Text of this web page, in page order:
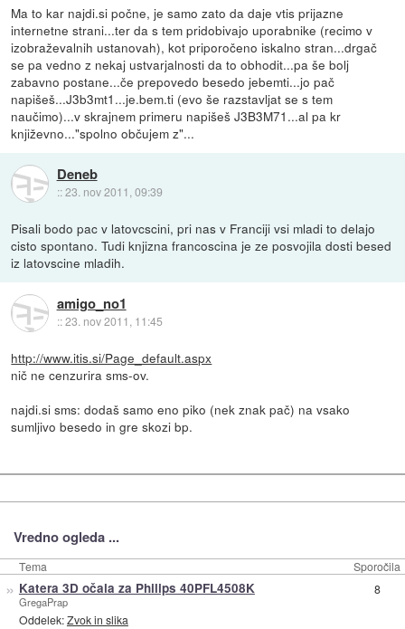
Ma to kar najdi.si počne, je samo zato da daje vtis prijazne
internetne strani...ter da s tem pridobivajo uporabnike (recimo v
izobraževalnih ustanovah), kot priporočeno iskalno stran...drgač
se pa vedno z nekaj ustvarjalnosti da to obhodit...pa še bolj
zabavno postane...če prepovedo besedo jebemti...jo pač
napišeš...J3b3mt1...je.bem.ti (evo še razstavljat se s tem
naučimo)...v skrajnem primeru napišeš J3B3M71...al pa kr
književno..."spolno občujem z"...
Deneb
::23. nov 2011, 09:39
Pisali bodo pac v latovcscini, pri nas v Franciji vsi mladi to delajo
cisto spontano. Tudi knjizna francoscina je ze posvojila dosti besed
iz latovscine mladih.
amigo_no1
::23. nov 2011, 11:45
http://www.itis.si/Page_default.aspx
nič ne cenzurira sms-ov.
najdi.si sms: dodaš samo eno piko (nek znak pač) na vsako
sumljivo besedo in gre skozi bp.
Vredno ogleda ...
Tema Sporočila
» Katera 3D očala za Philips 40PFL4508K
GregaPrap
Oddelek:Zvok in slika
8